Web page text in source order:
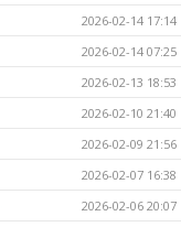
2026-02-14 17:14
2026-02-14 07:25
2026-02-13 18:53
2026-02-10 21:40
2026-02-09 21:56
2026-02-07 16:38
2026-02-06 20:07